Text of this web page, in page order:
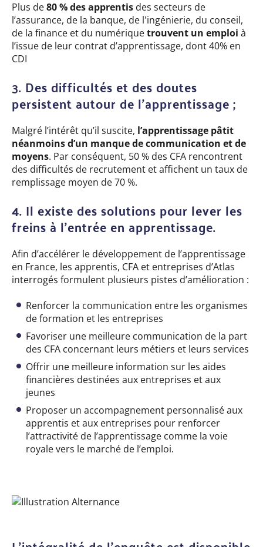
Plus de80 % des apprentis des secteurs de
l’assurance, de la banque, de l'ingénierie, du conseil,
de la finance et du numériquetrouvent un emploi à
l’issue de leur contrat d’apprentissage, dont 40% en
CDI
3. Des difficultés et des doutes
persistent autour de l’apprentissage ;
Malgré l’intérêt qu’il suscite, l’apprentissage pâtit
néanmoins d’un manque de communication et de
moyens. Par conséquent, 50 % des CFA rencontrent
des difficultés de recrutement et affichent un taux de
remplissage moyen de 70 %.
4. Il existe des solutions pour lever les
freins à l’entrée en apprentissage.
Afin d’accélérer le développement de l’apprentissage
en France, les apprentis, CFA et entreprises d’Atlas
interrogés formulent plusieurs pistes d’amélioration :
Renforcer la communication entre les organismes
de formation et les entreprises
Favoriser une meilleure communication de la part
des CFA concernant leurs métiers et leurs services
Offrir une meilleure information sur les aides
financières destinées aux entreprises et aux
jeunes
Proposer un accompagnement personnalisé aux
apprentis et aux entreprises pour renforcer
l’attractivité de l’apprentissage comme la voie
royale vers le marché de l’emploi.